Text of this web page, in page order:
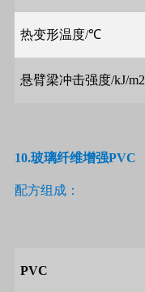
热变形温度/℃
悬臂梁冲击强度/kJ/m2
10.玻璃纤维增强PVC
配方组成：
PVC